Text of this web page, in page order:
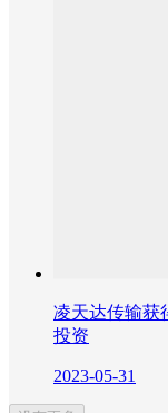
凌天达传输获
投资
2023-05-31